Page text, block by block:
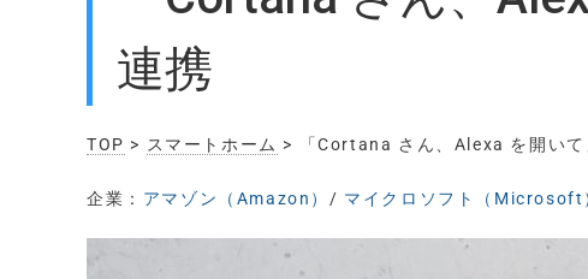
連携
TOP > スマートホーム > 「Cortana さん、Alexa を開い
企業： アマゾン（Amazon） / マイクロソフト（Microsoft